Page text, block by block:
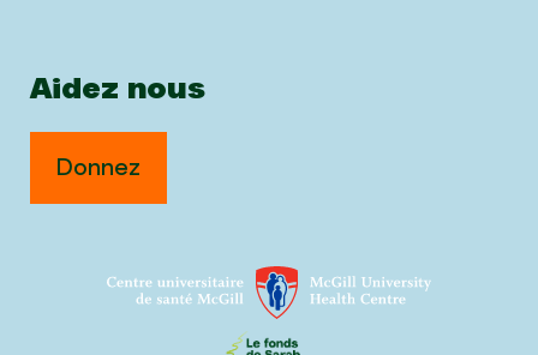
Aidez nous
Donnez